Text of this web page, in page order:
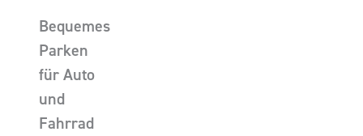
Bequemes
Parken
für Auto
und
Fahrrad